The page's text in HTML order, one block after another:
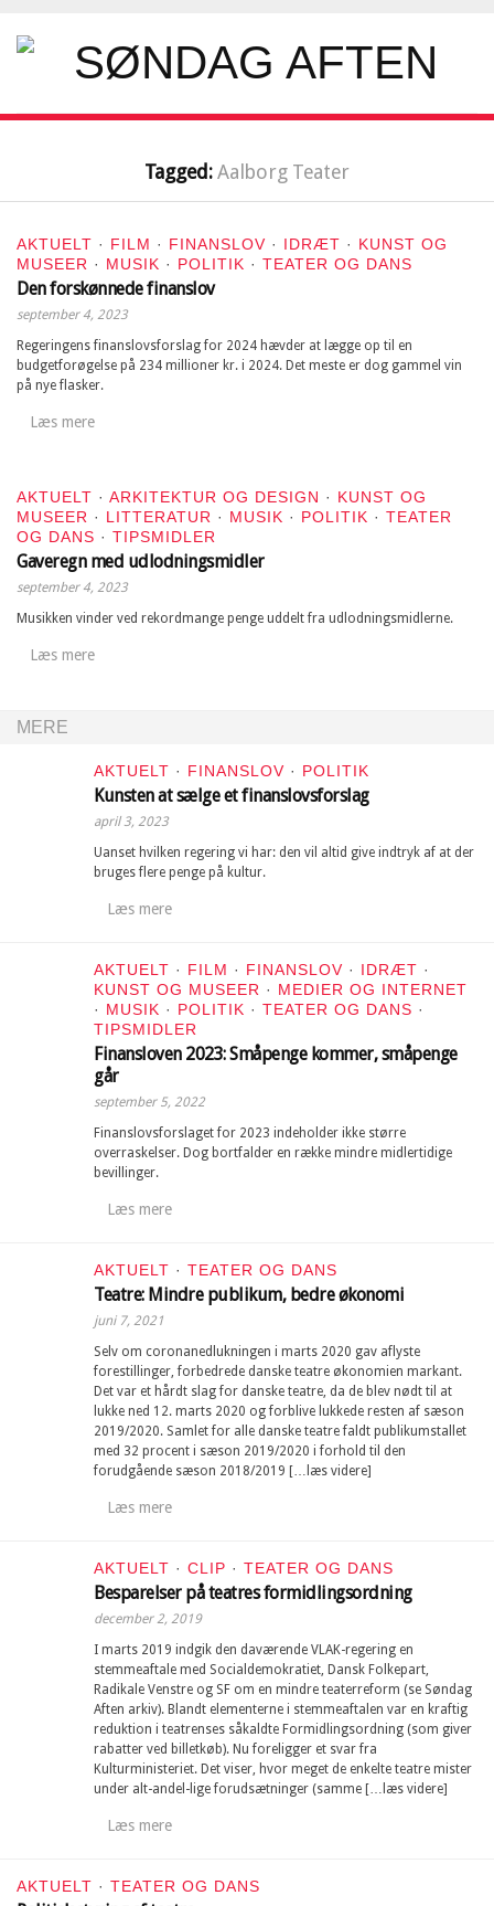
Tagged:Aalborg Teater
AKTUELT · FILM · FINANSLOV · IDRÆT · KUNST OG
MUSEER · MUSIK · POLITIK · TEATER OG DANS
Den forskønnede finanslov
september 4, 2023
Regeringens finanslovsforslag for 2024 hævder at lægge op til en
budgetforøgelse på 234 millioner kr. i 2024. Det meste er dog gammel vin
på nye flasker.
Læs mere
AKTUELT · ARKITEKTUR OG DESIGN · KUNST OG
MUSEER · LITTERATUR · MUSIK · POLITIK · TEATER
OG DANS · TIPSMIDLER
Gaveregn med udlodningsmidler
september 4, 2023
Musikken vinder ved rekordmange penge uddelt fra udlodningsmidlerne.
Læs mere
MERE
AKTUELT · FINANSLOV · POLITIK
Kunsten at sælge et finanslovsforslag
april 3, 2023
Uanset hvilken regering vi har: den vil altid give indtryk af at der
bruges flere penge på kultur.
Læs mere
AKTUELT · FILM · FINANSLOV · IDRÆT ·
KUNST OG MUSEER · MEDIER OG INTERNET
· MUSIK · POLITIK · TEATER OG DANS ·
TIPSMIDLER
Finansloven 2023: Småpenge kommer, småpenge
går
september 5, 2022
Finanslovsforslaget for 2023 indeholder ikke større
overraskelser. Dog bortfalder en række mindre midlertidige
bevillinger.
Læs mere
AKTUELT · TEATER OG DANS
Teatre: Mindre publikum, bedre økonomi
juni 7, 2021
Selv om coronanedlukningen i marts 2020 gav aflyste
forestillinger, forbedrede danske teatre økonomien markant.
Det var et hårdt slag for danske teatre, da de blev nødt til at
lukke ned 12. marts 2020 og forblive lukkede resten af sæson
2019/2020. Samlet for alle danske teatre faldt publikumstallet
med 32 procent i sæson 2019/2020 i forhold til den
forudgående sæson 2018/2019 […læs videre]
Læs mere
AKTUELT · CLIP · TEATER OG DANS
Besparelser på teatres formidlingsordning
december 2, 2019
I marts 2019 indgik den daværende VLAK-regering en
stemmeaftale med Socialdemokratiet, Dansk Folkepart,
Radikale Venstre og SF om en mindre teaterreform (se Søndag
Aften arkiv). Blandt elementerne i stemmeaftalen var en kraftig
reduktion i teatrenses såkaldte Formidlingsordning (som giver
rabatter ved billetkøb). Nu foreligger et svar fra
Kulturministeriet. Det viser, hvor meget de enkelte teatre mister
under alt-andel-lige forudsætninger (samme […læs videre]
Læs mere
AKTUELT · TEATER OG DANS